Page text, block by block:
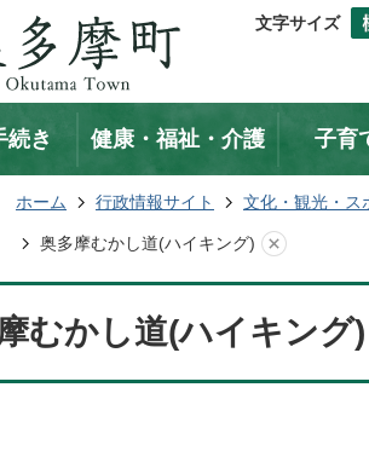
文字サイズ
続き 健康・福祉・介護 子育
ホーム 行政情報サイト 文化・観光・ス
奥多摩むかし道(ハイキング)
むかし道(ハイキング)